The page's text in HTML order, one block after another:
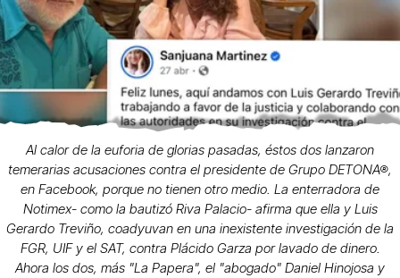
Al calor de la euforia de glorias pasadas, éstos dos lanzaron
temerarias acusaciones contra el presidente de Grupo DETONA®,
en Facebook, porque no tienen otro medio. La enterradora de
Notimex- como la bautizó Riva Palacio- afirma que ella y Luis
Gerardo Treviño, coadyuvan en una inexistente investigación de la
FGR, UIF y el SAT, contra Plácido Garza por lavado de dinero.
Ahora los dos, más "La Papera", el "abogado" Daniel Hinojosa y